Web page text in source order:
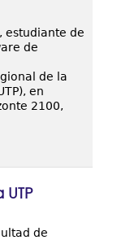
estudiante de
de
de la
en
2100,
de